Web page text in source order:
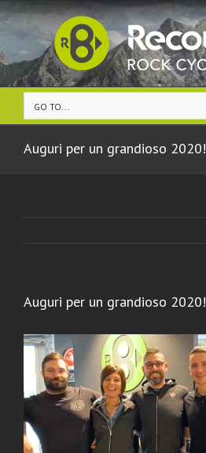
GO TO...
Auguri per un grandioso 2020!
Auguri per un grandioso 2020!